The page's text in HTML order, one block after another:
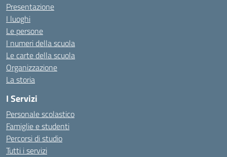
Presentazione
I luoghi
Le persone
I numeri della scuola
Le carte della scuola
Organizzazione
La storia
I Servizi
Personale scolastico
Famiglie e studenti
Percorsi di studio
Tutti i servizi